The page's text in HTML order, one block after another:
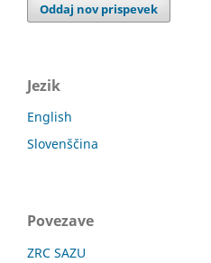
Oddaj nov prispevek
Jezik
English
Slovenščina
Povezave
ZRC SAZU